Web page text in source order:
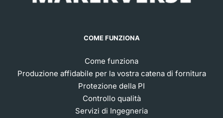
COME FUNZIONA
Come funziona
Produzione affidabile per la vostra catena di fornitura
Protezione della PI
Controllo qualità
Servizi di Ingegneria